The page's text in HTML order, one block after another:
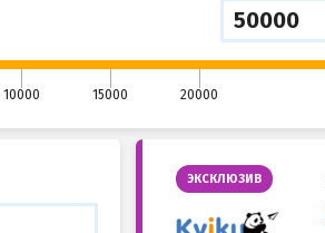
10000 15000 20000
ЭКСКЛЮЗИВ